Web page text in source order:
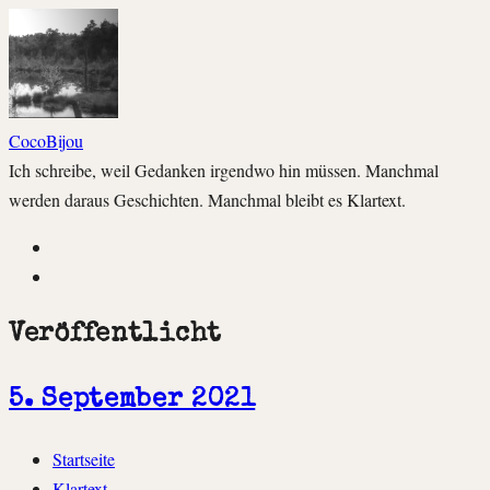
CocoBijou
Ich schreibe, weil Gedanken irgendwo hin müssen. Manchmal
werden daraus Geschichten. Manchmal bleibt es Klartext.
Veröffentlicht
5. September 2021
Zum Startseite